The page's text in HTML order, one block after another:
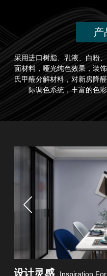
产
采用进口树脂、乳液、白粉
面材料，哑光纯色效果，装
氏甲醛分解材料，对新房降
际调色系统，丰富的色
设计灵感 Inspiration